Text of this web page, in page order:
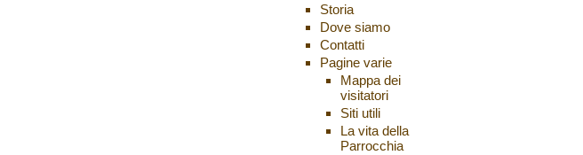
Storia
Dove siamo
Contatti
Pagine varie
Mappa dei
visitatori
Siti utili
La vita della
Parrocchia